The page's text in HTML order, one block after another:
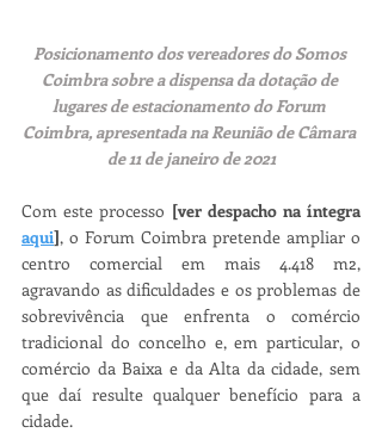
Posicionamento dos vereadores do Somos
Coimbra sobre a dispensa da dotação de
lugares de estacionamento do Forum
Coimbra, apresentada na Reunião de Câmara
de 11 de janeiro de 2021
Com este processo
aqui], o Forum Coimbra pretende ampliar o
centro comercial em mais 4.418 m2,
agravando as dificuldades e os problemas de
sobrevivência que enfrenta o comércio
tradicional do concelho e, em particular, o
comércio da Baixa e da Alta da cidade, sem
que daí resulte qualquer benefício para a
cidade.